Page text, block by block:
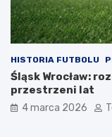
HISTORIA FUTBOLU
Śląsk Wrocław:
przestrzeni lat
4 marca 2026